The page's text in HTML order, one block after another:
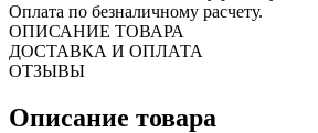
Оплата по безналичному расчету.
ОПИСАНИЕ ТОВАРА
ДОСТАВКА И ОПЛАТА
ОТЗЫВЫ
Описание товара